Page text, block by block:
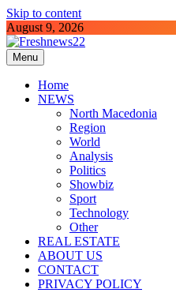
Skip to content
August 9, 2026
Freshnews22
Best News Website in North
Menu
Home
NEWS
North Macedonia
Region
World
Analysis
Politics
Showbiz
Sport
Technology
Other
REAL ESTATE
ABOUT US
CONTACT
PRIVACY POLICY